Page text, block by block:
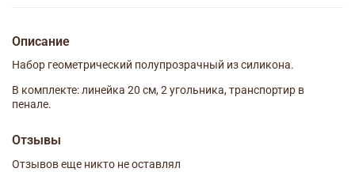
Описание
Набор геометрический полупрозрачный из силикона.
В комплекте: линейка 20 см, 2 угольника, транспортир в
пенале.
Отзывы
Отзывов еще никто не оставлял